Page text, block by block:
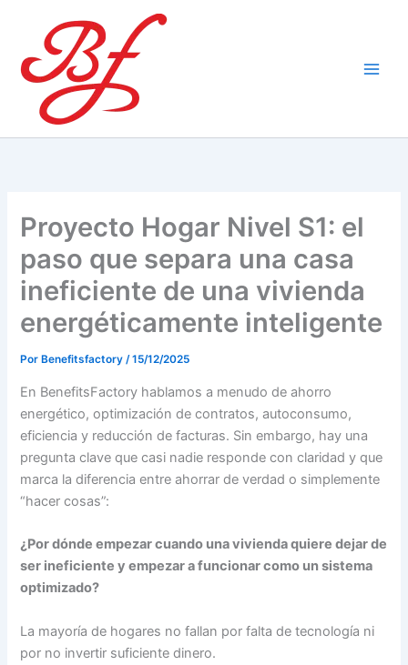
contenido
Proyecto Hogar Nivel S1: el
paso que separa una casa
ineficiente de una vivienda
energéticamente inteligente
Por Benefitsfactory/15/12/2025
En BenefitsFactory hablamos a menudo de ahorro
energético, optimización de contratos, autoconsumo,
eficiencia y reducción de facturas. Sin embargo, hay una
pregunta clave que casi nadie responde con claridad y que
marca la diferencia entre ahorrar de verdad o simplemente
“hacer cosas”:
¿Por dónde empezar cuando una vivienda quiere dejar de
ser ineficiente y empezar a funcionar como un sistema
optimizado?
La mayoría de hogares no fallan por falta de tecnología ni
por no invertir suficiente dinero.